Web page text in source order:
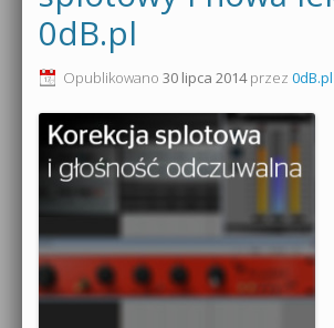
Produkcja muzyczna od podstaw
Sound Forge od podstaw
Dubstep z syntezatorem Massive
Kontakt 5 Kompendium
Pakiety
0dB.pl - informacje
Newsletter
Materiały dla mediów
Archiwum aktualności
Polityka prywatności
Regulamin
0dB.pl
Opublikowano 30 lipca 2014przez 0dB.pl